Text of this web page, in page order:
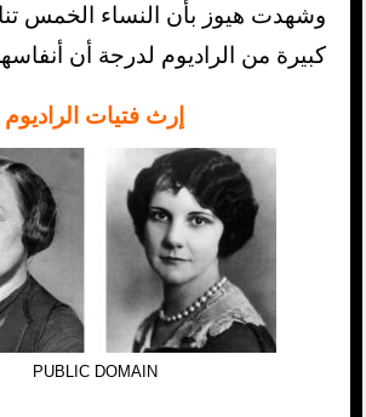
وشهدت هيوز بأن النساء الخمس
كبيرة من الراديوم لدرجة أن
إرث فتيات الراديوم
PUBLIC DOMAIN